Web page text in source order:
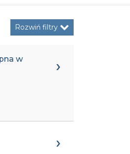
Rozwiń filtry
w